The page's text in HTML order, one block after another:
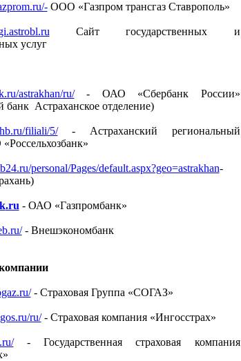
ООО «Газпром трансгаз Ставрополь»
Сайт государственных и
услуг
astrakhan/ru/- ОАО «Сбербанк России»
Астраханское отделение)
filiali/5/- Астраханский региональный
personal/Pages/default.aspx?geo=astrakhan-
.ru - ОАО «Газпромбанк»
- Внешэкономбанк
- Страховая Группа «СОГАЗ»
ru/- Страховая компания «Ингосстрах»
- Государственная страховая компания